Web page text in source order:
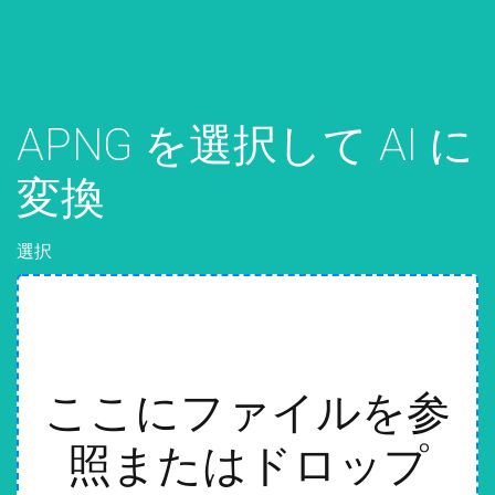
APNG を選択して AI に
変換
選択
ここにファイルを参
照またはドロップ